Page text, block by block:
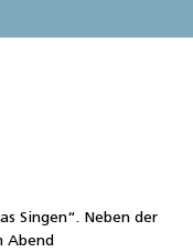
Singen“. Neben der
Abend